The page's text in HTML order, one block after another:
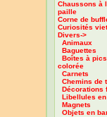
Chaussons à
paille
Corne de
Curiosités
Divers->
Animaux
Baguettes
Boîtes à
colorée
Carnets
Chemins de
Décorations
Libellules
Magnets
Objets en